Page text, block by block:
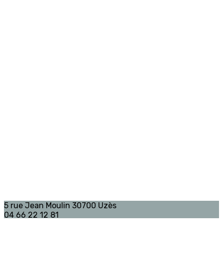
5 rue Jean Moulin 30700 Uzès
04 66 22 12 81